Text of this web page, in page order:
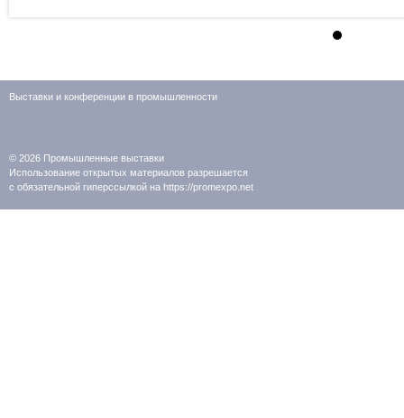
Выставки и конференции в промышленности
© 2026 Промышленные выставки
Использование открытых материалов разрешается
с обязательной гиперссылкой на https://promexpo.net